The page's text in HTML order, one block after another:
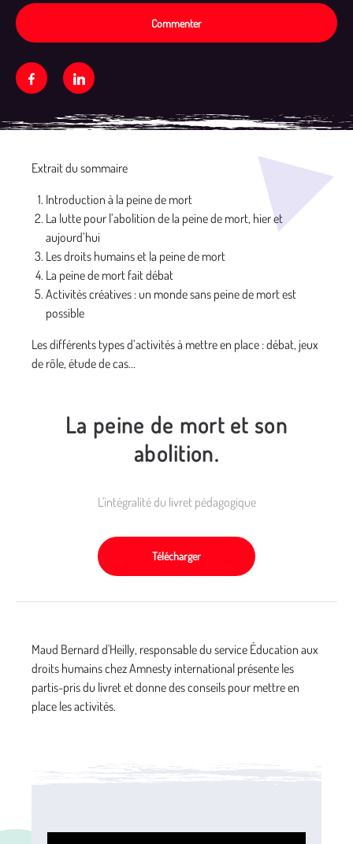
Commenter
FacebookLinkedin
Extrait du sommaire
Introduction à la peine de mort
La lutte pour l’abolition de la peine de mort, hier et
aujourd’hui
Les droits humains et la peine de mort
La peine de mort fait débat
Activités créatives : un monde sans peine de mort est
possible
Les différents types d’activités à mettre en place : débat, jeux
de rôle, étude de cas...
La peine de mort et son
abolition.
L'intégralité du livret pédagogique
Télécharger
Maud Bernard d'Heilly, responsable du service Éducation aux
droits humains chez Amnesty international présente les
partis-pris du livret et donne des conseils pour mettre en
place les activités.